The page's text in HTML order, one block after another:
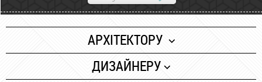
АРХІТЕКТОРУ
Папір
ДИЗАЙНЕРУ